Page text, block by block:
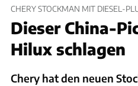
CHERY STOCKMAN MIT DIESEL-
Dieser China-
Hilux schlagen
Chery hat den neuen